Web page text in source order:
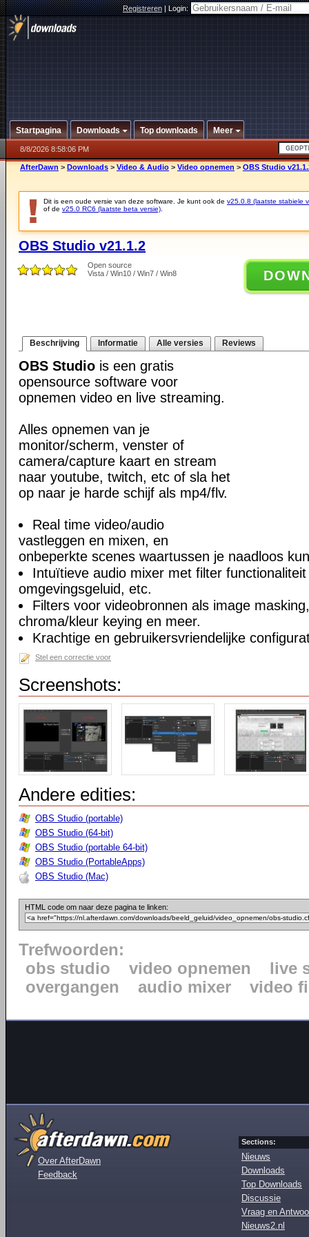
Registreren|Login:
Startpagina Downloads Top downloads Meer
8/8/2026 8:58:06 PM
AfterDawn > Downloads > Video & Audio > Video opnemen > OBS Studio
Dit is een oude versie van deze software. Je kunt ook de v25.0.8 (laatste stabiele
of de v25.0 RC6 (laatste beta versie)
OBS Studio v21.1.2
Open source
Vista / Win10 / Win7 / Win8
Beschrijving Informatie Alle versies Reviews
OBS Studio is een gratis
opensource software voor
opnemen video en live streaming.
Alles opnemen van je
monitor/scherm, venster of
camera/capture kaart en stream
naar youtube, twitch, etc of sla het
op naar je harde schijf als mp4/flv.
Real time video/audio
vastleggen en mixen, en
onbeperkte scenes waartussen je naadloos
Intuïtieve audio mixer met filter
omgevingsgeluid, etc.
Filters voor videobronnen als image
chroma/kleur keying en meer.
Krachtige en gebruikersvriendelijke
Stel een correctie voor
Screenshots:
Andere edities:
OBS Studio (portable)
OBS Studio (64-bit)
OBS Studio (portable 64-bit)
OBS Studio (PortableApps)
OBS Studio (Mac)
HTML code om naar deze pagina te linken:
Trefwoorden:
obs studio
video opnemen
live
overgangen
audio mixer video
Over AfterDawn
Feedback
Sections:
Nieuws
Downloads
Top Downloads
Discussie
Vraag en
Nieuws2.nl